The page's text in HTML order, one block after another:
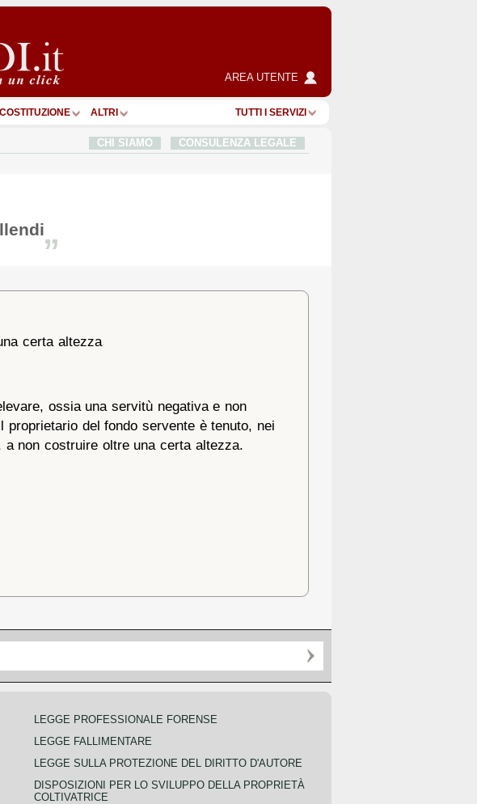
AREA UTENTE
COSTITUZIONE ALTRI TUTTI I SERVIZI
CHI SIAMO
CONSULENZA LEGALE
”
certa altezza
ossia una servitù negativa e non
proprietario del fondo servente è tenuto, nei
a non costruire oltre una certa altezza.
LEGGE PROFESSIONALE FORENSE
LEGGE FALLIMENTARE
LEGGE SULLA PROTEZIONE DEL DIRITTO D'AUTORE
DISPOSIZIONI PER LO SVILUPPO DELLA PROPRIETÀ
COLTIVATRICE